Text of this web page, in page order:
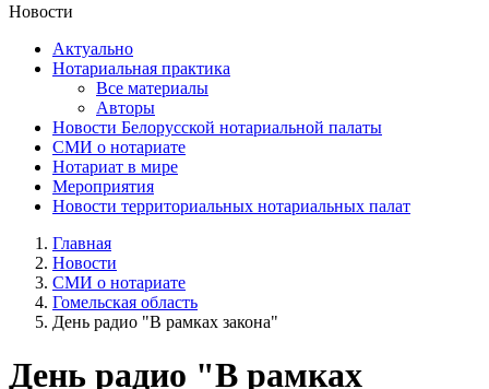
Новости
Актуально
Нотариальная практика
Все материалы
Авторы
Новости Белорусской нотариальной палаты
СМИ о нотариате
Нотариат в мире
Мероприятия
Новости территориальных нотариальных палат
Главная
Новости
СМИ о нотариате
Гомельская область
День радио "В рамках закона"
День радио "В рамках